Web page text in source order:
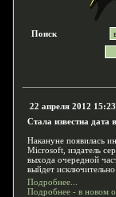
Поиск
22 апреля 2012 15:23
Стала известна
Накануне появилась
Microsoft, издатель
выхода очередной
выйдет
Подробнее...
Подробнее - в новом